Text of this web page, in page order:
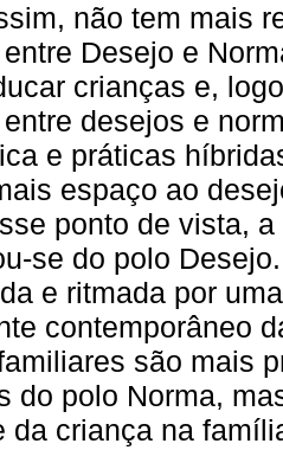
não tem mais
Desejo e
crianças e,
desejos e
e práticas
espaço ao
ponto de vista,
se do polo
e ritmada por
contemporâneo
são mais
do polo Norma,
da criança na